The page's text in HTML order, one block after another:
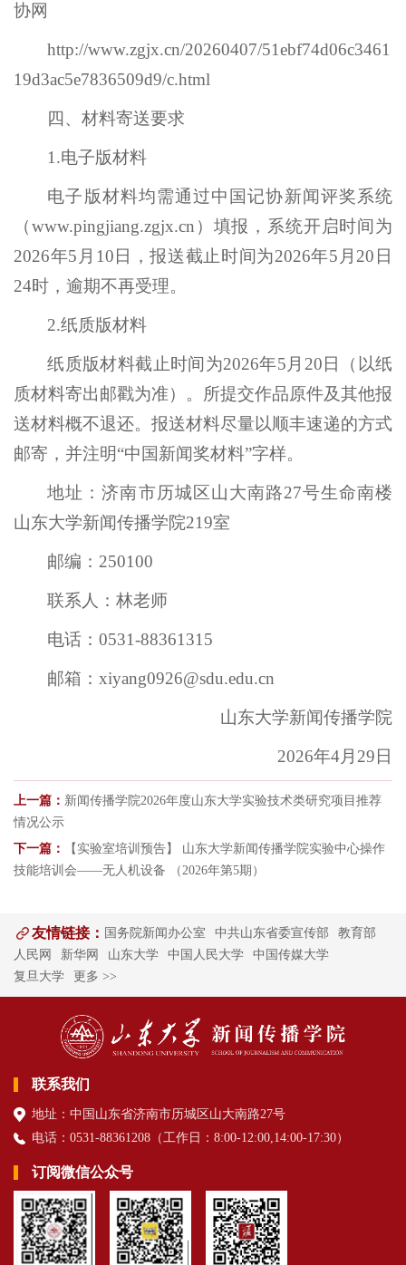
协网
http://www.zgjx.cn/20260407/51ebf74d06c3461
19d3ac5e7836509d9/c.html
四、材料寄送要求
1.电子版材料
电子版材料均需通过中国记协新闻评奖系统
（www.pingjiang.zgjx.cn）填报，系统开启时间为
2026年5月10日，报送截止时间为2026年5月20日
24时，逾期不再受理。
2.纸质版材料
纸质版材料截止时间为2026年5月20日（以纸
质材料寄出邮戳为准）。所提交作品原件及其他报
送材料概不退还。报送材料尽量以顺丰速递的方式
邮寄，并注明“中国新闻奖材料”字样。
地址：济南市历城区山大南路27号生命南楼
山东大学新闻传播学院219室
邮编：250100
联系人：林老师
电话：0531-88361315
邮箱：xiyang0926@sdu.edu.cn
山东大学新闻传播学院
2026年4月29日
上一篇： 新闻传播学院2026年度山东大学实验技术类研究项目推荐
情况公示
下一篇：
【实验室培训预告】 山东大学新闻传播学院实验中心操作
技能培训会——无人机设备 （2026年第5期）
友情链接： 国务院新闻办公室 中共山东省委宣传部
教育部
人民网
新华网 山东大学 中国人民大学
中国传媒大学
复旦大学
更多 >>
联系我们
地址：中国山东省济南市历城区山大南路27号
电话：0531-88361208（工作日 ：8:00-12:00,14:00-17:30）
订阅微信公众号